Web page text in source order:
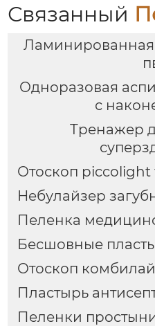
Связанный
Ламинированная
Одноразовая
с
Тренажер
Отоскоп piccolight
Небулайзер
Пеленка
Бесшовные
Отоскоп
Пластырь
Пеленки